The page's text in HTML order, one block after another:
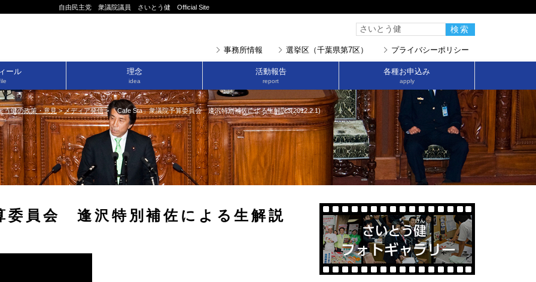
自由民主党 衆議院議員 さいとう健 Official Site
事務所情報 選挙区（千葉県第7区） プライバシーポリシー
ール 理念
idea
活動報告
report
各種お申込み
apply
う健の政策・意見>メディア発信>「Cafe Sta」衆議院予算委員会 逢沢特別補佐による生解説3(2012.2.1)
員会 逢沢特別補佐による生解説